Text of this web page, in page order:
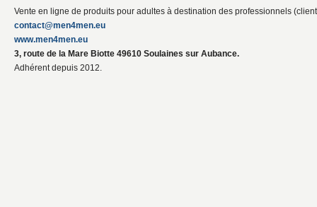
Vente en ligne de produits pour adultes à destination des professionnels
contact@men4men.eu
www.men4men.eu
3, route de la Mare Biotte 49610 Soulaines sur Aubance.
Adhérent depuis 2012.